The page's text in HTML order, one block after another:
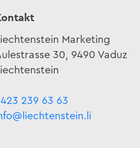
Marketing
30, 9490 Vaduz
239 63 63